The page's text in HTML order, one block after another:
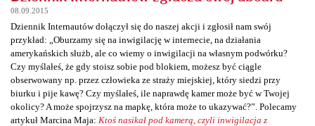
08.09.2015
Dziennik Internautów dołączył się do naszej akcji i zgłosił nam swój
przykład: „Oburzamy się na inwigilację w internecie, na działania
amerykańskich służb, ale co wiemy o inwigilacji na własnym podwórku?
Czy myślałeś, że gdy stoisz sobie pod blokiem, możesz być ciągle
obserwowany np. przez człowieka ze straży miejskiej, który siedzi przy
biurku i pije kawę? Czy myślałeś, ile naprawdę kamer może być w Twojej
okolicy? A może spojrzysz na mapkę, która może to ukazywać?”. Polecamy
artykuł Marcina Maja: Ktoś nasikał pod kamerą, czyli inwigilacja z